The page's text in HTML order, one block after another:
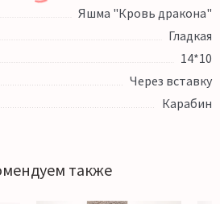
Яшма "Кровь дракона"
Гладкая
14*10
Через вставку
Карабин
также